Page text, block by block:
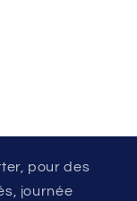
pour des
journée